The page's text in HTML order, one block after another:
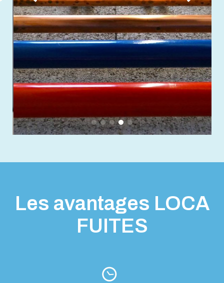
Les avantages LOCA
FUITES